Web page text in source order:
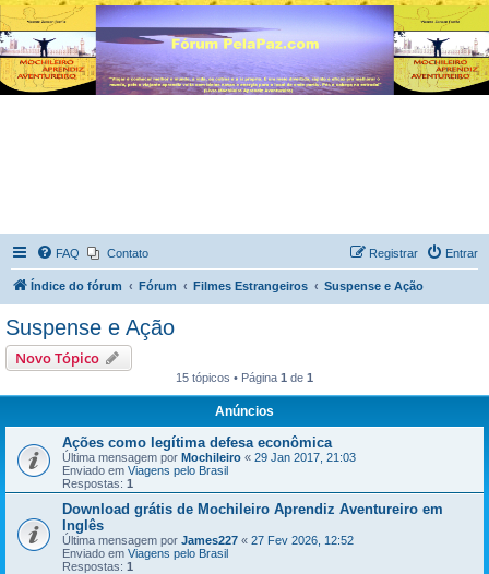
FAQ Contato Entrar
Registrar
Índice do fórum Fórum Filmes Estrangeiros Suspense e Ação
Suspense e Ação
Novo Tópico
15 tópicos • Página 1 de 1
Anúncios
Ações como legítima defesa econômica
Última mensagem por Mochileiro « 29 Jan 2017, 21:03
Enviado em Viagens pelo Brasil
Respostas: 1
Download grátis de Mochileiro Aprendiz Aventureiro em
Inglês
Última mensagem por James227 « 27 Fev 2026, 12:52
Enviado em Viagens pelo Brasil
Respostas: 1